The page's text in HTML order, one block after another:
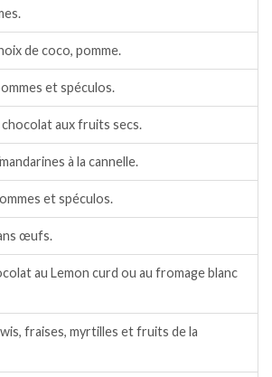
de coco, pomme.
et spéculos.
aux fruits secs.
à la cannelle.
et spéculos.
œufs.
au Lemon curd ou au fromage blanc
fraises, myrtilles et fruits de la